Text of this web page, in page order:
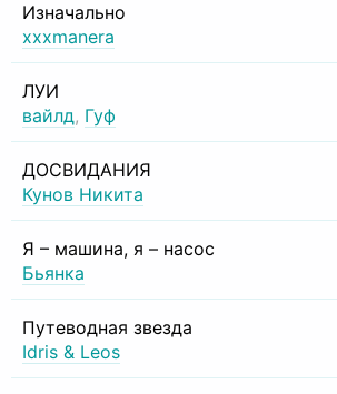
Изначально
xxxmanera
ЛУИ
вайлд, Гуф
ДОСВИДАНИЯ
Кунов Никита
Я – машина, я – насос
Бьянка
Путеводная звезда
Idris & Leos